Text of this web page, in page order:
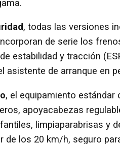
, todas las versiones
de serie los
estabilidad y tracción
asistente de arranque en
, el equipamiento
apoyacabezas
limpiaparabrisas y
de los 20 km/h, seguro